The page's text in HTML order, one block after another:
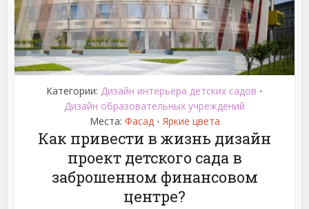
Категории: Дизайн интерьера детских садов •
Дизайн образовательных учреждений
Места: Фасад • Яркие цвета
Как привести в жизнь дизайн
проект детского сада в
заброшенном финансовом
центре?